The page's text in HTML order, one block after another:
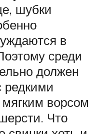
шубки
в
среди
должен
редкими
ворсом
Что